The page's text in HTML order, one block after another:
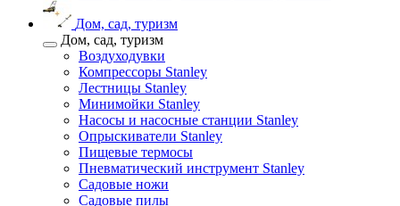
Дом, сад, туризм
Дом, сад, туризм
Воздуходувки
Компрессоры Stanley
Лестницы Stanley
Минимойки Stanley
Насосы и насосные станции Stanley
Опрыскиватели Stanley
Пищевые термосы
Пневматический инструмент Stanley
Садовые ножи
Садовые пилы